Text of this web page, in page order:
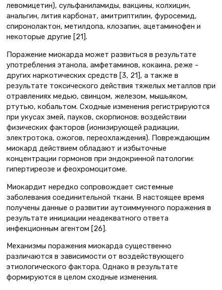
левомицетин), сульфаниламиды, вакцины, колхицин,
анальгин, лития карбонат, амитриптилин, фуросемид,
спиронолактон, метилдопа, клозапин, ацетаминофен и
некоторые другие [21].
Поражение миокарда может развиться в результате
употребления этанола, амфетаминов, кокаина, реже –
других наркотических средств [3, 21], а также в
результате токсического действия тяжелых металлов при
отравлениях медью, свинцом, железом, мышьяком,
ртутью, кобальтом. Сходные изменения регистрируются
при укусах змей, пауков, скорпионов; воздействии
физических факторов (ионизирующей радиации,
электротока, ожогов, переохлаждения). Повреждающим
миокард действием обладают и избыточные
концентрации гормонов при эндокринной патологии:
гипертиреозе и феохромоцитоме.
Миокардит нередко сопровождает системные
заболевания соединительной ткани. В настоящее время
получены данные о развитии аутоиммунного поражения в
результате инициации неадекватного ответа
инфекционным агентом [26].
Механизмы поражения миокарда существенно
различаются в зависимости от воздействующего
этиологического фактора. Однако в результате
формируются в целом сходные изменения.